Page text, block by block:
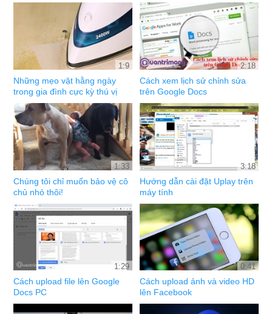
1:9
Những mẹo vặt hằng ngày
trong gia đình cực kỳ thú vị
2:18
Cách xem lịch sử chỉnh sửa
trên Google Docs
1:33
Chúng tôi chỉ muốn bảo vệ cô
chủ nhỏ thôi!
3:18
Hướng dẫn cài đặt Uplay trên
máy tính
1:29
Cách upload file lên Google
Docs PC
0:41
Cách upload ảnh và video HD
lên Facebook